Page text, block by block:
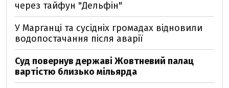
через тайфун "Дельфін"
У Марганці та сусідніх громадах відновили
водопостачання після аварії
Суд повернув державі Жовтневий палац
вартістю близько мільярда